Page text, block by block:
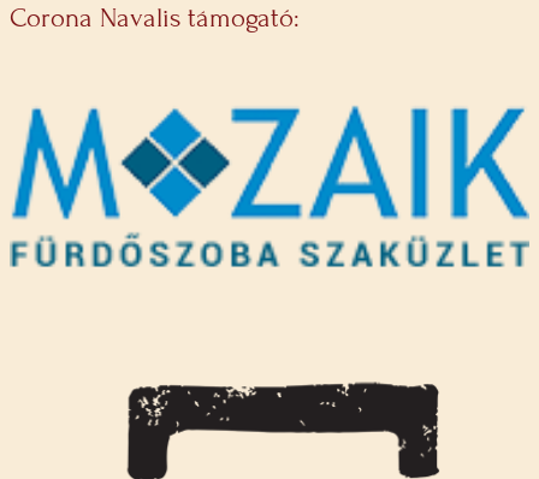
Corona Navalis támogató: